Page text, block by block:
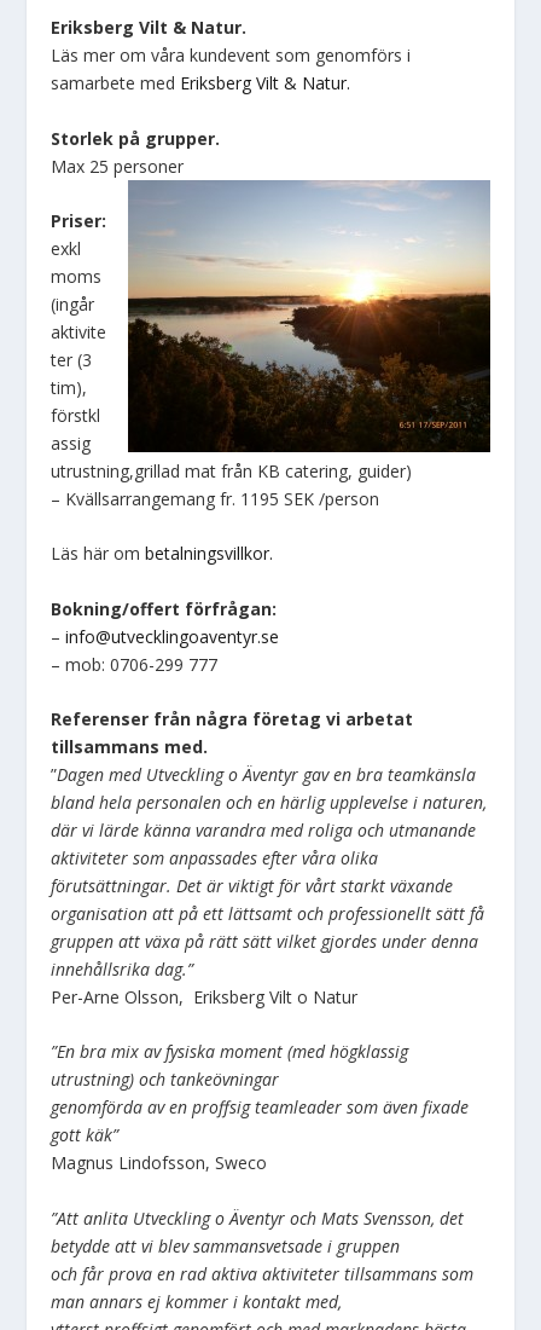
Eriksberg Vilt & Natur.
Läs mer om våra kundevent som genomförs i
samarbete med Eriksberg Vilt & Natur.
Storlek på grupper.
Max 25 personer
Priser:
exkl
moms
(ingår
aktivite
ter (3
tim),
förstkl
assig
utrustning,grillad mat från KB catering, guider)
– Kvällsarrangemang fr. 1195 SEK /person
Läs här ombetalningsvillkor.
Bokning/offert förfrågan:
–info@utvecklingoaventyr.se
– mob: 0706-299 777
Referenser från några företag vi arbetat
tillsammans med.
”Dagen med Utveckling o Äventyr gav en bra teamkänsla
bland hela personalen och en härlig upplevelse i naturen,
där vi lärde känna varandra med roliga och utmanande
aktiviteter som anpassades efter våra olika
förutsättningar. Det är viktigt för vårt starkt växande
organisation att på ett lättsamt och professionellt sätt få
gruppen att växa på rätt sätt vilket gjordes under denna
innehållsrika dag.”
Per-Arne Olsson, Eriksberg Vilt o Natur
”En bra mix av fysiska moment (med högklassig
utrustning) och tankeövningar
genomförda av en proffsig teamleader som även fixade
gott käk”
Magnus Lindofsson, Sweco
”Att anlita Utveckling o Äventyr och Mats Svensson, det
betydde att vi blev sammansvetsade i gruppen
och får prova en rad aktiva aktiviteter tillsammans som
man annars ej kommer i kontakt med,